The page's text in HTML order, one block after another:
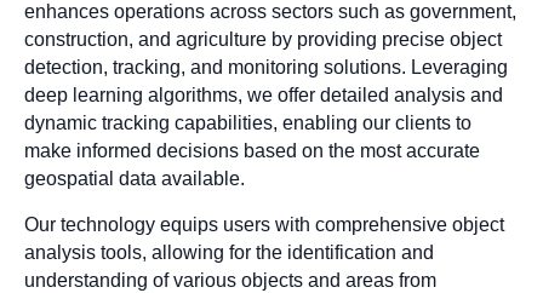
enhances operations across sectors such as government,
construction, and agriculture by providing precise object
detection, tracking, and monitoring solutions. Leveraging
deep learning algorithms, we offer detailed analysis and
dynamic tracking capabilities, enabling our clients to
make informed decisions based on the most accurate
geospatial data available.
Our technology equips users with comprehensive object
analysis tools, allowing for the identification and
understanding of various objects and areas from